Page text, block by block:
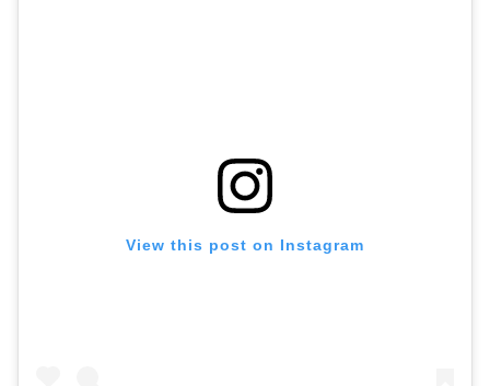
View this post on Instagram